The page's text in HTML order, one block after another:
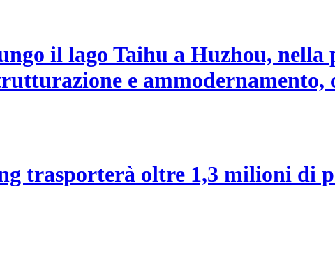
il lago Taihu a Huzhou, nella
e ammodernamento,
trasporterà oltre 1,3 milioni di